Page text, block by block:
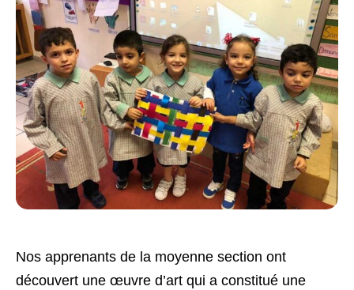
Nos apprenants de la moyenne section ont
découvert une œuvre d’art qui a constitué une